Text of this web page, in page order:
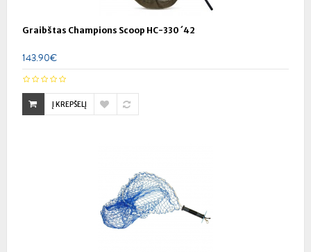
Graibštas Champions Scoop HC-330 ´42
143.90€
Į KREPŠELĮ